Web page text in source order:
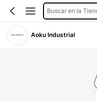
Buscar en la
Aoku Industrial